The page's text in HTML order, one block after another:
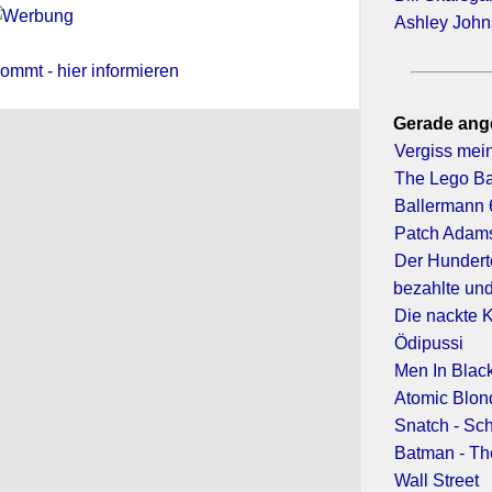
- hier informieren
Ashley
Gerade
Vergiss
The Lego
Ballermann
Patch
Der
bezahlte
Die nackte
Ödipussi
Men In
Atomic
Snatch -
Batman -
Wall Street